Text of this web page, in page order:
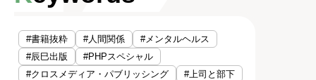
#書籍抜粋 #人間関係
#メンタルヘルス
#辰巳出版
#PHPスペシャル
#クロスメディア・パブリッシング
#上司と部下